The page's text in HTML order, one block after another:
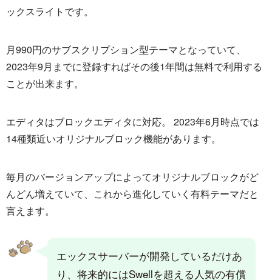
ックスライトです。
月990円のサブスクリプション型テーマとなっていて、
2023年9月までに登録すればその後1年間は無料で利用する
ことが出来ます。
エディタはブロックエディタに対応。 2023年6月時点では
14種類近いオリジナルブロック機能があります。
毎月のバージョンアップによってオリジナルブロックがど
んどん増えていて、これから進化していく有料テーマだと
言えます。
エックスサーバーが開発しているだけあ
り、将来的にはSwellを超える人気の有償